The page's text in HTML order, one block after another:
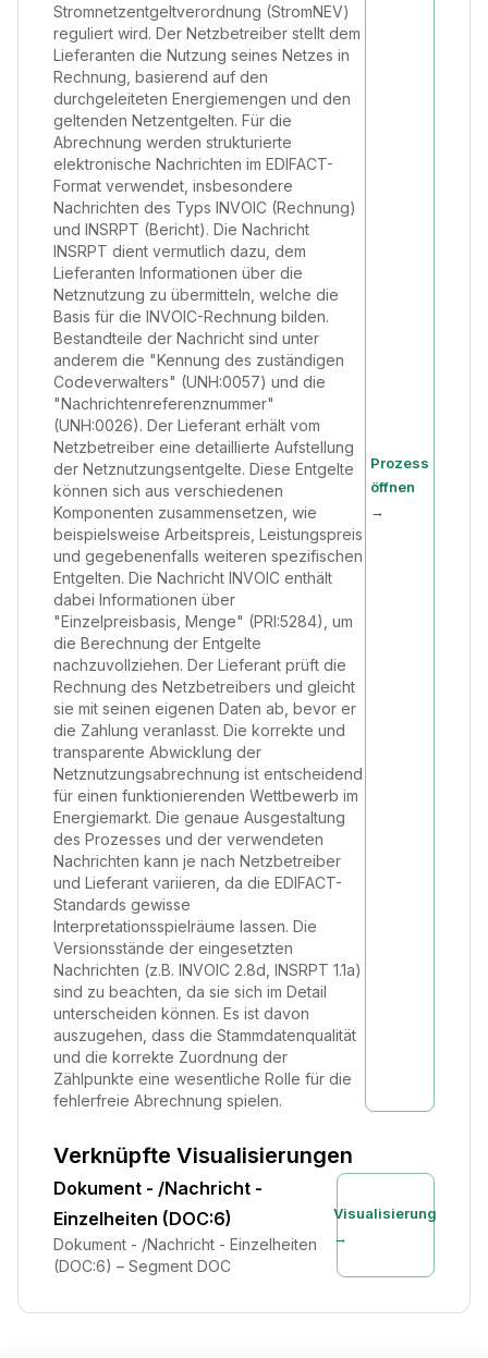
Stromnetzentgeltverordnung (StromNEV)
reguliert wird. Der Netzbetreiber stellt dem
Lieferanten die Nutzung seines Netzes in
Rechnung, basierend auf den
durchgeleiteten Energiemengen und den
geltenden Netzentgelten. Für die
Abrechnung werden strukturierte
elektronische Nachrichten im EDIFACT-
Format verwendet, insbesondere
Nachrichten des Typs INVOIC (Rechnung)
und INSRPT (Bericht). Die Nachricht
INSRPT dient vermutlich dazu, dem
Lieferanten Informationen über die
Netznutzung zu übermitteln, welche die
Basis für die INVOIC-Rechnung bilden.
Bestandteile der Nachricht sind unter
anderem die "Kennung des zuständigen
Codeverwalters" (UNH:0057) und die
"Nachrichtenreferenznummer"
(UNH:0026). Der Lieferant erhält vom
Netzbetreiber eine detaillierte Aufstellung
der Netznutzungsentgelte. Diese Entgelte
können sich aus verschiedenen
Komponenten zusammensetzen, wie
beispielsweise Arbeitspreis, Leistungspreis
und gegebenenfalls weiteren spezifischen
Entgelten. Die Nachricht INVOIC enthält
dabei Informationen über
"Einzelpreisbasis, Menge" (PRI:5284), um
die Berechnung der Entgelte
nachzuvollziehen. Der Lieferant prüft die
Rechnung des Netzbetreibers und gleicht
sie mit seinen eigenen Daten ab, bevor er
die Zahlung veranlasst. Die korrekte und
transparente Abwicklung der
Netznutzungsabrechnung ist entscheidend
für einen funktionierenden Wettbewerb im
Energiemarkt. Die genaue Ausgestaltung
des Prozesses und der verwendeten
Nachrichten kann je nach Netzbetreiber
und Lieferant variieren, da die EDIFACT-
Standards gewisse
Interpretationsspielräume lassen. Die
Versionsstände der eingesetzten
Nachrichten (z.B. INVOIC 2.8d, INSRPT 1.1a)
sind zu beachten, da sie sich im Detail
unterscheiden können. Es ist davon
auszugehen, dass die Stammdatenqualität
und die korrekte Zuordnung der
Zählpunkte eine wesentliche Rolle für die
fehlerfreie Abrechnung spielen.
Prozess
öffnen
→
Verknüpfte Visualisierungen
Dokument - /Nachricht -
Einzelheiten (DOC:6)
Dokument - /Nachricht - Einzelheiten
(DOC:6) – Segment DOC
Visualisierung
→